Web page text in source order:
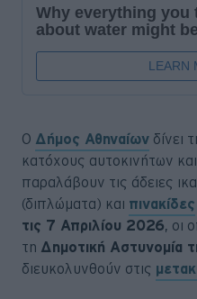
Ο Δήμος Αθηναίων δίνει
κατόχους αυτοκινήτων
παραλάβουν τις άδειες
(διπλώματα) και πινακίδες
τις 7 Απριλίου 2026, οι
τη Δημοτική Αστυνομία
διευκολυνθούν στις